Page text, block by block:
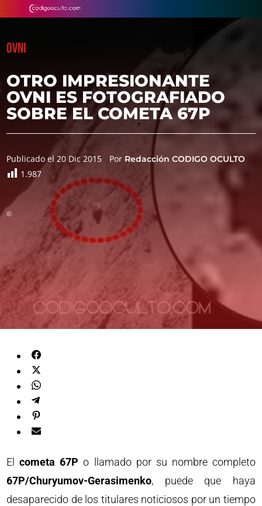
OVNI
OTRO IMPRESIONANTE
OVNI ES FOTOGRAFIADO
SOBRE EL COMETA 67P
Publicado el 20 Dic 2015 Por Redacción CODIGO OCULTO
1.987
©
Elcometa 67P o llamado por su nombre completo
67P/Churyumov-Gerasimenko, puede que haya
desaparecido de los titulares noticiosos por un tiempo